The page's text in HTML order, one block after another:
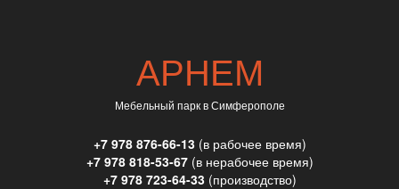
АРНЕМ
Мебельный парк в Симферополе
+7 978 876-66-13(в рабочее время)
+7 978 818-53-67(в нерабочее время)
+7 978 723-64-33(производство)